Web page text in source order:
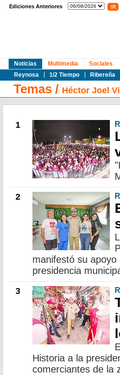
Ediciones Anteriores
Noticias
Reynosa
1/2 Tiempo Ribereña
Multimedia Sociales
Temas / Héctor Joel
1
2
manifestó su
presidencia
3
Historia a la
comerciantes de la